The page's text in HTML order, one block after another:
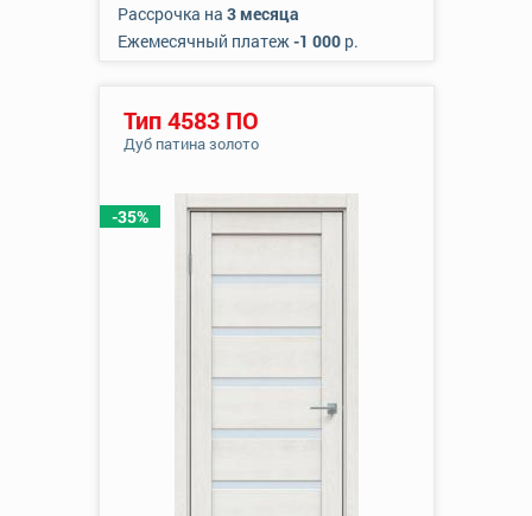
Рассрочка на 3 месяца
Ежемесячный платеж-1 000р.
-35%
Тип 4583 ПО
Дуб патина золото